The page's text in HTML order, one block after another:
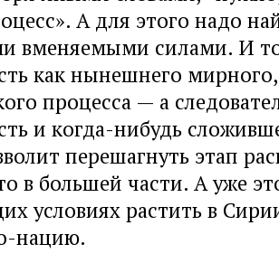
А для этого надо
вменяемыми силами. И
как нынешнего
процесса — а
и когда-нибудь
перешагнуть этап
в большей части. А уже
условиях растить в
нацию.